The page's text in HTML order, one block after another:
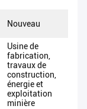
Nouveau
Usine de
fabrication,
travaux de
construction,
énergie et
exploitation
minière